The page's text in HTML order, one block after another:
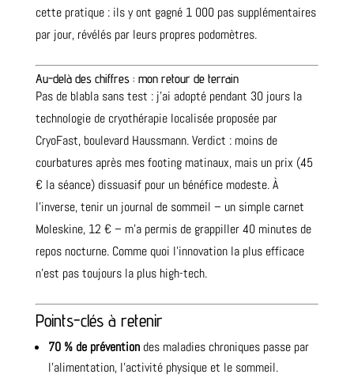
cette pratique : ils y ont gagné 1 000 pas supplémentaires
par jour, révélés par leurs propres podomètres.
Au-delà des chiffres : mon retour de terrain
Pas de blabla sans test : j’ai adopté pendant 30 jours la
technologie de cryothérapie localisée proposée par
CryoFast, boulevard Haussmann. Verdict : moins de
courbatures après mes footing matinaux, mais un prix (45
€ la séance) dissuasif pour un bénéfice modeste. À
l’inverse, tenir un journal de sommeil – un simple carnet
Moleskine, 12 € – m’a permis de grappiller 40 minutes de
repos nocturne. Comme quoi l’innovation la plus efficace
n’est pas toujours la plus high-tech.
Points-clés à retenir
70 % de préventiondes maladies chroniques passe par
l’alimentation, l’activité physique et le sommeil.